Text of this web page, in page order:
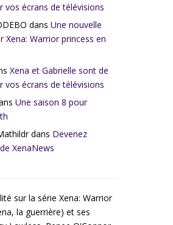
vos écrans de télévisions
dans Une nouvelle
Xena: Warrior princess en
Xena et Gabrielle sont de
vos écrans de télévisions
Une saison 8 pour
dans Devenez
XenaNews
sur la série Xena: Warrior
la guerrière) et ses